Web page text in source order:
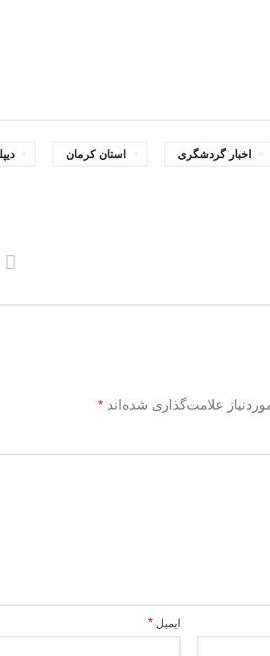
اخبار گردشگری استان کرمان
علامت‌گذاری شده‌اند *
ایمیل *